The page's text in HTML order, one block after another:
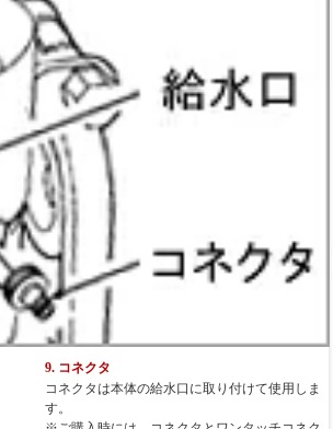
9. コネクタ
コネクタは本体の給水口に取り付けて使用しま
す。